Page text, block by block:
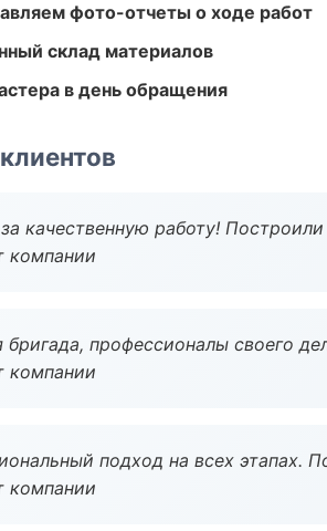
фото-отчеты о ходе работ
склад материалов
в день обращения
качественную работу!
компании
бригада, профессионалы своего
компании
подход на всех этапах.
компании